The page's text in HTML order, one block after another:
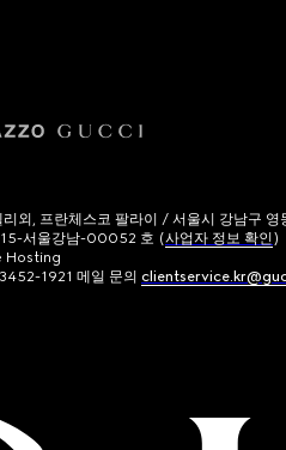
리외, 프란체스코 팔라이 / 서울시 강남구
서울강남-00052 호 (사업자 정보 확인)
Hosting
1921 메일 문의